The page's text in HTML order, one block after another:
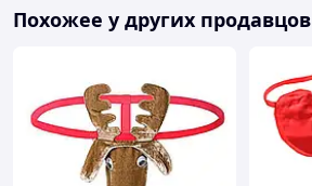
Похожее у других продавцов